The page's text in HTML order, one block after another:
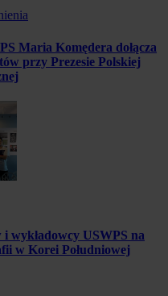
Maria Komędera dołącza
przy Prezesie Polskiej
i wykładowcy USWPS na
w Korei Południowej